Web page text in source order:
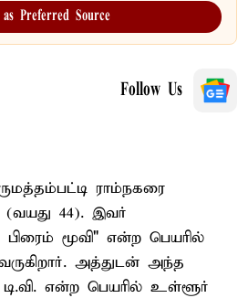
Preferred Source
Follow Us
ராம்நகரை
(வயது 44). இவர்
பிரைம் மூவி" என்ற பெயரில்
வருகிறார். அத்துடன் அந்த
டி.வி. என்ற பெயரில் உள்ளூர்